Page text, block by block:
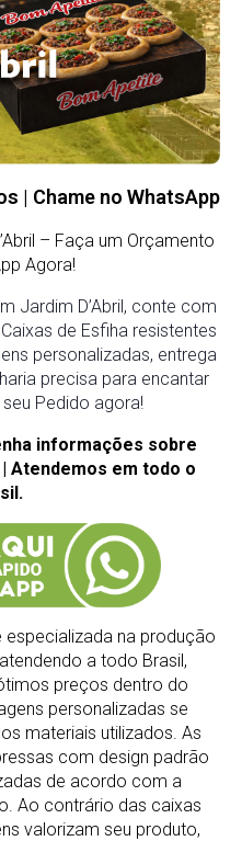
| Chame no WhatsApp
– Faça um Orçamento
Agora!
Jardim D’Abril, conte com
de Esfiha resistentes
personalizadas, entrega
precisa para encantar
Pedido agora!
informações sobre
Atendemos em todo o
especializada na produção
a todo Brasil,
preços dentro do
personalizadas se
materiais utilizados. As
com design padrão
de acordo com a
Ao contrário das caixas
valorizam seu produto,